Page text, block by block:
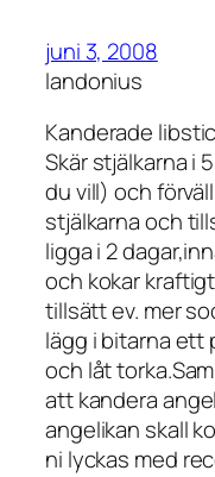
juni 3, 2008
landonius
Kanderade
Skär stjälkarna i
du vill) och
stjälkarna och
ligga i 2
och kokar
tillsätt ev. mer
lägg i bitarna ett
och låt
att kandera
angelikan skall
ni lyckas med